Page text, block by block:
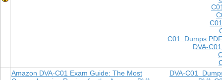
C01 Dumps PDF
DVA-
DVA-C01
Amazon DVA-C01 Exam Guide: The Most